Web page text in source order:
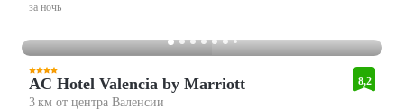
за ночь
AC Hotel Valencia by Marriott
3 км от центра Валенсии
8,2